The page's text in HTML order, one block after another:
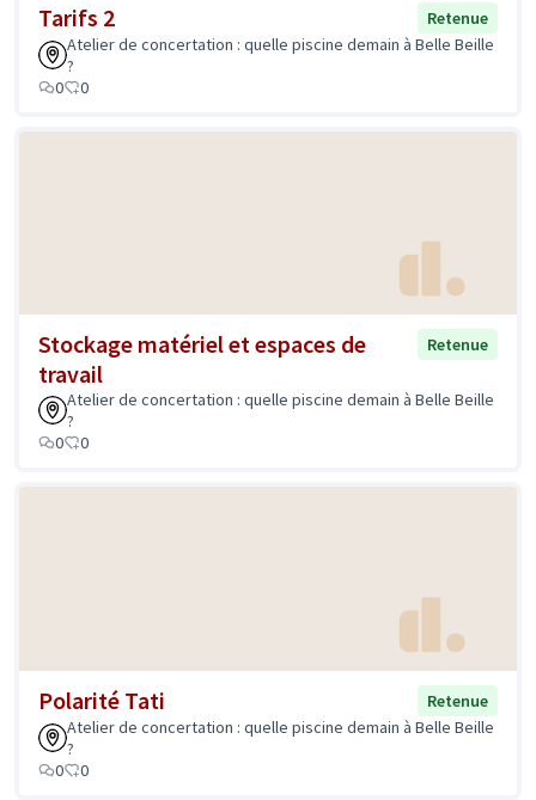
Tarifs 2
Retenue
Atelier de concertation : quelle piscine demain à Belle Beille
?
0
0
Stockage matériel et espaces de
travail
Retenue
Atelier de concertation : quelle piscine demain à Belle Beille
?
0
0
Polarité Tati
Retenue
Atelier de concertation : quelle piscine demain à Belle Beille
?
0
0